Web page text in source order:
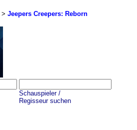
> Jeepers Creepers: Reborn
Schauspieler /
Regisseur suchen